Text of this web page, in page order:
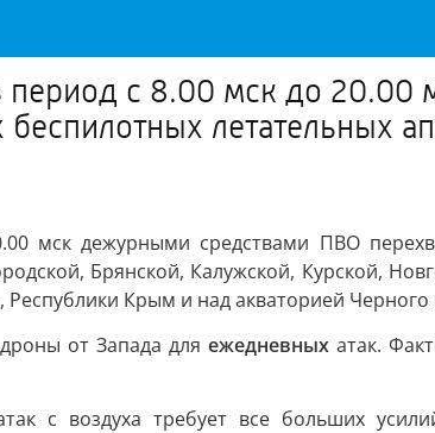
период с 8.00 мск до
летательных
мск дежурными средствами ПВО
Брянской, Калужской, Курской,
Республики Крым и над акваторией
от Запада для ежедневныхатак.
с воздуха требует все больших